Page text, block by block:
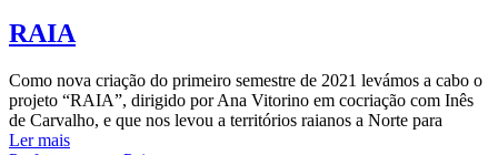
RAIA
Como nova criação do primeiro semestre de 2021 levámos a cabo o
projeto “RAIA”, dirigido por Ana Vitorino em cocriação com Inês
de Carvalho, e que nos levou a territórios raianos a Norte para
Ler mais